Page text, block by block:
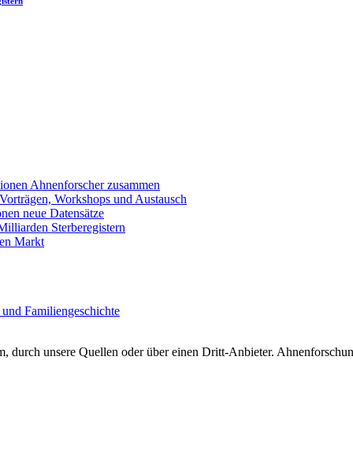
Ahnenforscher zusammen
Workshops und Austausch
neue Datensätze
Sterberegistern
Markt
Familiengeschichte
unsere Quellen oder über einen Dritt-Anbieter.